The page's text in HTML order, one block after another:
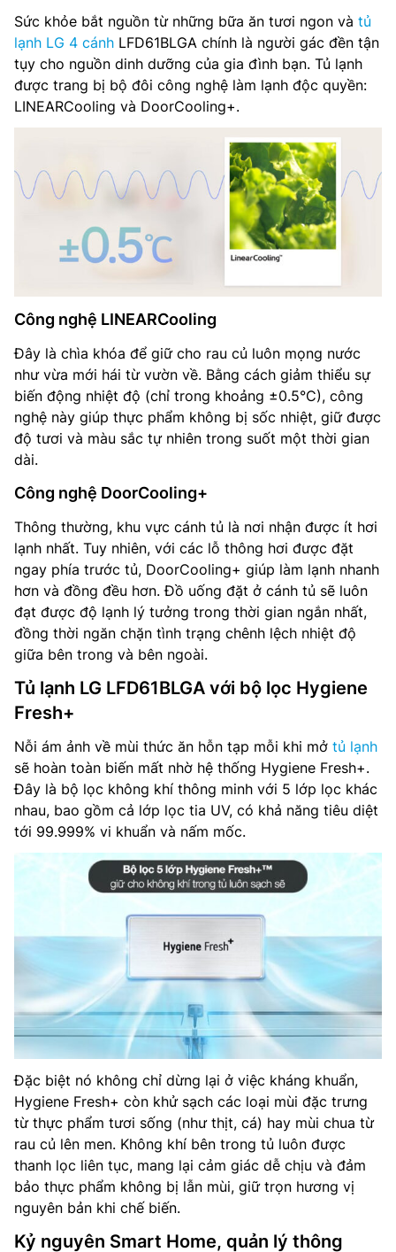
Sức khỏe bắt nguồn từ những bữa ăn tươi ngon và tủ
lạnh LG 4 cánh LFD61BLGA chính là người gác đền tận
tụy cho nguồn dinh dưỡng của gia đình bạn. Tủ lạnh
được trang bị bộ đôi công nghệ làm lạnh độc quyền:
LINEARCooling và DoorCooling+.
Công nghệ LINEARCooling
Đây là chìa khóa để giữ cho rau củ luôn mọng nước
như vừa mới hái từ vườn về. Bằng cách giảm thiểu sự
biến động nhiệt độ (chỉ trong khoảng ±0.5°C), công
nghệ này giúp thực phẩm không bị sốc nhiệt, giữ được
độ tươi và màu sắc tự nhiên trong suốt một thời gian
dài.
Công nghệ DoorCooling+
Thông thường, khu vực cánh tủ là nơi nhận được ít hơi
lạnh nhất. Tuy nhiên, với các lỗ thông hơi được đặt
ngay phía trước tủ, DoorCooling+ giúp làm lạnh nhanh
hơn và đồng đều hơn. Đồ uống đặt ở cánh tủ sẽ luôn
đạt được độ lạnh lý tưởng trong thời gian ngắn nhất,
đồng thời ngăn chặn tình trạng chênh lệch nhiệt độ
giữa bên trong và bên ngoài.
Tủ lạnh LG LFD61BLGA với bộ lọc Hygiene
Fresh+
Nỗi ám ảnh về mùi thức ăn hỗn tạp mỗi khi mở tủ lạnh
sẽ hoàn toàn biến mất nhờ hệ thống Hygiene Fresh+.
Đây là bộ lọc không khí thông minh với 5 lớp lọc khác
nhau, bao gồm cả lớp lọc tia UV, có khả năng tiêu diệt
tới 99.999% vi khuẩn và nấm mốc.
Đặc biệt nó không chỉ dừng lại ở việc kháng khuẩn,
Hygiene Fresh+ còn khử sạch các loại mùi đặc trưng
từ thực phẩm tươi sống (như thịt, cá) hay mùi chua từ
rau củ lên men. Không khí bên trong tủ luôn được
thanh lọc liên tục, mang lại cảm giác dễ chịu và đảm
bảo thực phẩm không bị lẫn mùi, giữ trọn hương vị
nguyên bản khi chế biến.
Kỷ nguyên Smart Home, quản lý thông